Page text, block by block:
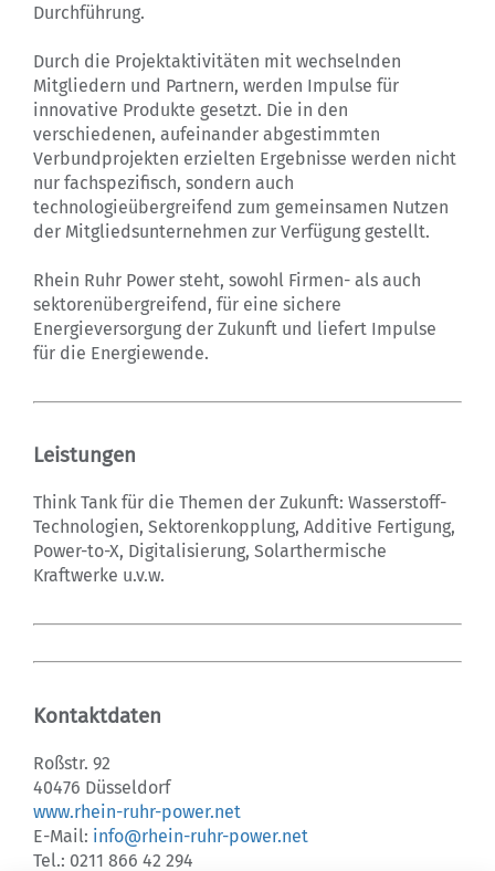
Durchführung.
Durch die Projektaktivitäten mit wechselnden
Mitgliedern und Partnern, werden Impulse für
innovative Produkte gesetzt. Die in den
verschiedenen, aufeinander abgestimmten
Verbundprojekten erzielten Ergebnisse werden nicht
nur fachspezifisch, sondern auch
technologieübergreifend zum gemeinsamen Nutzen
der Mitgliedsunternehmen zur Verfügung gestellt.
Rhein Ruhr Power steht, sowohl Firmen- als auch
sektorenübergreifend, für eine sichere
Energieversorgung der Zukunft und liefert Impulse
für die Energiewende.
Leistungen
Think Tank für die Themen der Zukunft: Wasserstoff-
Technologien, Sektorenkopplung, Additive Fertigung,
Power-to-X, Digitalisierung, Solarthermische
Kraftwerke u.v.w.
Kontaktdaten
Roßstr. 92
40476 Düsseldorf
www.rhein-ruhr-power.net
E-Mail: info@rhein-ruhr-power.net
Tel.: 0211 866 42 294